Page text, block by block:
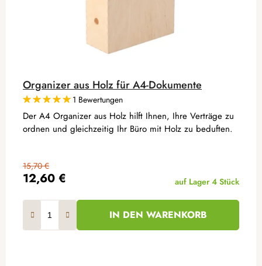
Organizer aus Holz für A4-Dokumente
1 Bewertungen
12,60 €
15,70 €
auf Lager 4 Stück
IN DEN WARENKORB
Der A4 Organizer aus Holz hilft Ihnen, Ihre Verträge zu
ordnen und gleichzeitig Ihr Büro mit Holz zu beduften.